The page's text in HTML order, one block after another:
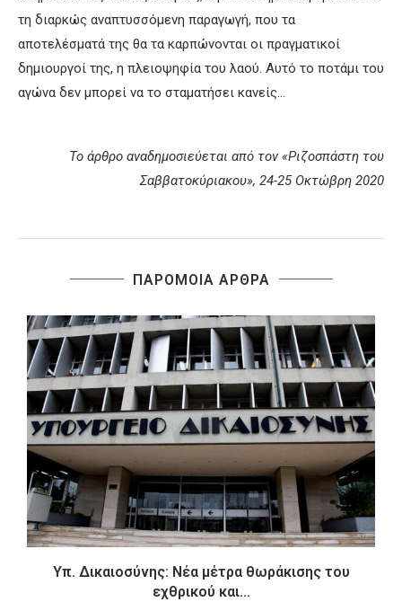
τη διαρκώς αναπτυσσόμενη παραγωγή, που τα
αποτελέσματά της θα τα καρπώνονται οι πραγματικοί
δημιουργοί της, η πλειοψηφία του λαού. Αυτό το ποτάμι του
αγώνα δεν μπορεί να το σταματήσει κανείς…
Το άρθρο αναδημοσιεύεται από τον «Ριζοσπάστη του
Σαββατοκύριακου», 24-25 Οκτώβρη 2020
ΠΑΡΟΜΟΙΑ ΑΡΘΡΑ
Υπ. Δικαιοσύνης: Νέα μέτρα θωράκισης του
εχθρικού και...